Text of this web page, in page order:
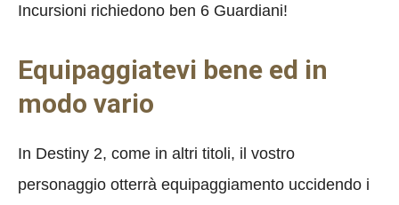
Incursioni richiedono ben 6 Guardiani!
Equipaggiatevi bene ed in
modo vario
In Destiny 2, come in altri titoli, il vostro
personaggio otterrà equipaggiamento uccidendo i